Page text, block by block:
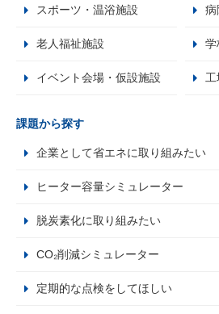
スポーツ・温浴施設 病
老人福祉施設 学
イベント会場・仮設施設
課題から探す
企業として省エネに取り組みたい
ヒーター容量シミュレーター
脱炭素化に取り組みたい
CO₂削減シミュレーター
定期的な点検をしてほしい